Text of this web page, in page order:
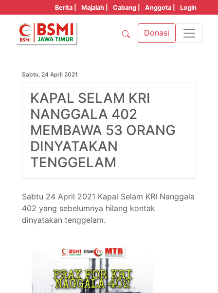
Berita | Majalah | Cabang | Anggota | Login
Donasi
Sabtu, 24 April 2021
KAPAL SELAM KRI
NANGGALA 402
MEMBAWA 53 ORANG
DINYATAKAN
TENGGELAM
Sabtu 24 April 2021 Kapal Selam KRI Nanggala
402 yang sebelumnya hilang kontak
dinyatakan tenggelam.